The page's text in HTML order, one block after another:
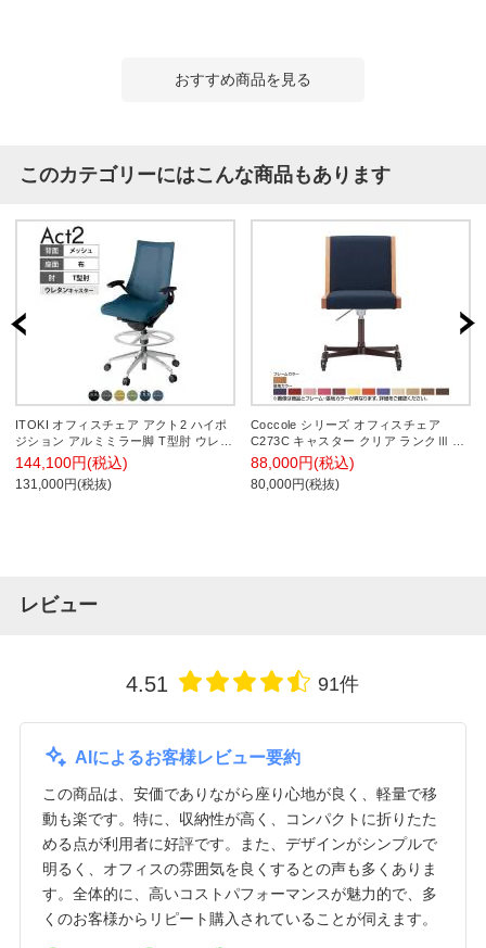
おすすめ商品を見る
このカテゴリーにはこんな商品もあります
ITOKI オフィスチェア アクト2 ハイポ
ジション アルミミラー脚 T型肘 ウレタ
ンキャスター 事務椅子 背:抗ウイルス
メッシュ ZT
144,100円(税込)
131,000円(税抜)
Coccole シリーズ オフィスチェア
C273C キャスター クリア ランクⅢ 3
N.C. 張地カラー80～91
88,000円(税込)
80,000円(税抜)
レビュー
4.51 91件
AIによるお客様レビュー要約
この商品は、安価でありながら座り心地が良く、軽量で移
動も楽です。特に、収納性が高く、コンパクトに折りたた
める点が利用者に好評です。また、デザインがシンプルで
明るく、オフィスの雰囲気を良くするとの声も多くありま
す。全体的に、高いコストパフォーマンスが魅力的で、多
くのお客様からリピート購入されていることが伺えます。